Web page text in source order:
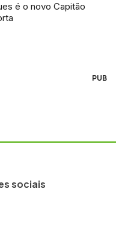
é o novo Capitão
PUB
sociais